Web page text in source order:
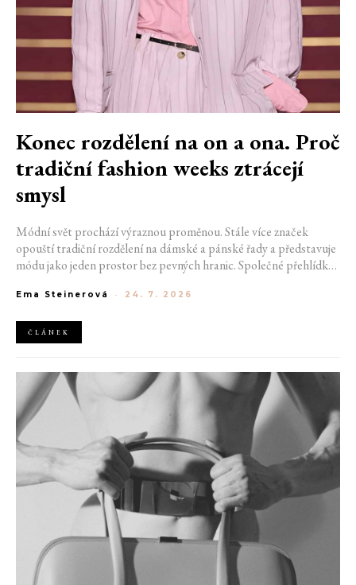
Konec rozdělení na on a ona. Proč
tradiční fashion weeks ztrácejí
smysl
Módní svět prochází výraznou proměnou. Stále více značek
opouští tradiční rozdělení na dámské a pánské řady a představuje
módu jako jeden prostor bez pevných hranic. Společné přehlídky,
klasické týdny módy mohou brzy vypadat úplně jinak.
Ema Steinerová - 24. 7. 2026
ČLÁNEK